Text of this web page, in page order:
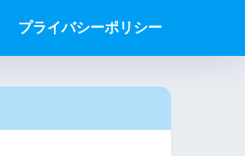
プライバシーポリシー